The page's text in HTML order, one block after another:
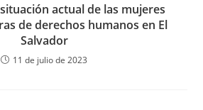
actual de las mujeres
de derechos humanos en El
Salvador
11 de julio de 2023